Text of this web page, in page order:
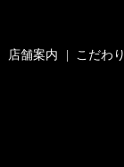
店舗案内 こだわり